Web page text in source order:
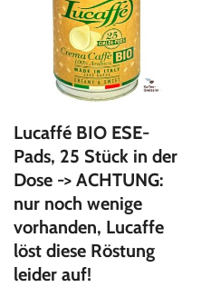
Lucaffé BIO ESE-
Pads, 25 Stück in der
Dose -> ACHTUNG:
nur noch wenige
vorhanden, Lucaffe
löst diese Röstung
leider auf!